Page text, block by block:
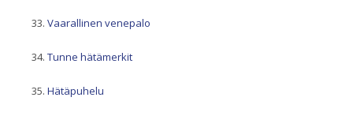
Vaarallinen venepalo
Tunne hätämerkit
Hätäpuhelu